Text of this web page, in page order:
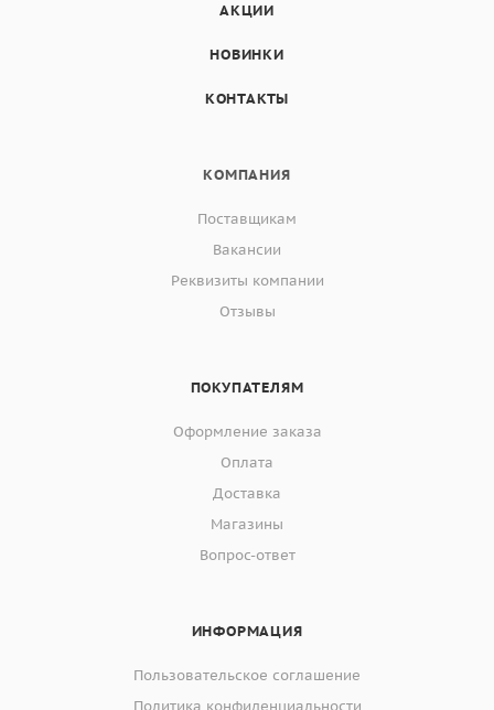
АКЦИИ
НОВИНКИ
КОНТАКТЫ
КОМПАНИЯ
Поставщикам
Вакансии
Реквизиты компании
Отзывы
ПОКУПАТЕЛЯМ
Оформление заказа
Оплата
Доставка
Магазины
Вопрос-ответ
ИНФОРМАЦИЯ
Пользовательское соглашение
Политика конфиденциальности